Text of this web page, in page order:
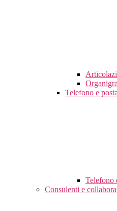
Telefono e
Telefono
Consulenti e